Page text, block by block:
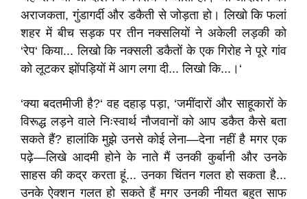
अराजकता, गुंडागर्दी और डकैती से जोड़ता हो। लिखो कि फलां
शहर में बीच सड़क पर तीन नक्सलियों ने अकेली लड़की को
‘रेप‘ किया... लिखो कि नक्सली डकैतों के एक गिरोह ने पूरे गांव
को लूटकर झोंपड़ियों में आग लगा दी... लिखो कि...।‘
‘क्या बदतमीजी है?‘ वह दहाड़ पड़ा, ‘जमींदारों और साहूकारों के
विरूद्ध लड़ने वाले निःस्वार्थ नौजवानों को आप डकैत कैसे बता
सकते हैं? हालांकि मुझे उनसे कोई लेना—देना नहीं है मगर एक
पढ़े—लिखे आदमी होने के नाते मैं उनकी कुर्बानी और उनके
साहस की कद्र करता हूं... उनका चिंतन गलत हो सकता है...
उनके ऐक्शन गलत हो सकते हैं मगर उनकी नीयत बहुत साफ